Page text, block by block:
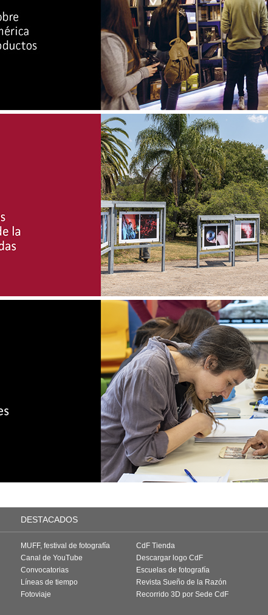
DESTACADOS
MUFF, festival de fotografía
Canal de YouTube
Convocatorias
Líneas de tiempo
Fotoviaje
CdF Tienda
Descargar logo CdF
Escuelas de fotografía
Revista Sueño de la Razón
Recorrido 3D por Sede CdF